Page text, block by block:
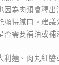
因為肉類會釋出
顯得膩口。建議
否需要補油或補
利麵、肉丸紅醬